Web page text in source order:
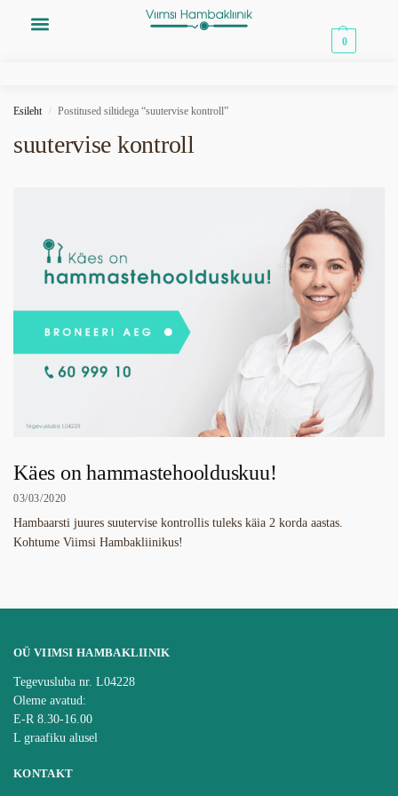
0
Esileht / Postitused siltidega “suutervise kontroll”
suutervise kontroll
Käes on hammastehoolduskuu!
03/03/2020
Hambaarsti juures suutervise kontrollis tuleks käia 2 korda aastas.
Kohtume Viimsi Hambakliinikus!
OÜ VIIMSI HAMBAKLIINIK
Tegevusluba nr. L04228
Oleme avatud:
E-R 8.30-16.00
L graafiku alusel
KONTAKT